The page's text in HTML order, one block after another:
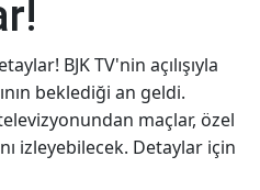
BJK TV'nin açılışıyla
beklediği an geldi.
maçlar, özel
izleyebilecek. Detaylar için